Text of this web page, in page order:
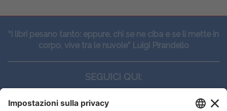
“I libri pesano tanto: eppure, chi se ne ciba e se li mette in
corpo, vive tra le nuvole” Luigi Pirandello
SEGUICI QUI: